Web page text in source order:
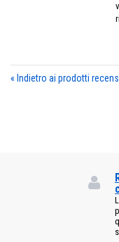
« Indietro ai prodotti